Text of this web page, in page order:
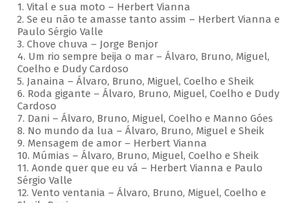
1. Vital e sua moto – Herbert Vianna
2. Se eu não te amasse tanto assim – Herbert Vianna e
Paulo Sérgio Valle
3. Chove chuva – Jorge Benjor
4. Um rio sempre beija o mar – Álvaro, Bruno, Miguel,
Coelho e Dudy Cardoso
5. Janaina – Álvaro, Bruno, Miguel, Coelho e Sheik
6. Roda gigante – Álvaro, Bruno, Miguel, Coelho e Dudy
Cardoso
7. Dani – Álvaro, Bruno, Miguel, Coelho e Manno Góes
8. No mundo da lua – Álvaro, Bruno, Miguel e Sheik
9. Mensagem de amor – Herbert Vianna
10. Múmias – Álvaro, Bruno, Miguel, Coelho e Sheik
11. Aonde quer que eu vá – Herbert Vianna e Paulo
Sérgio Valle
12. Vento ventania – Álvaro, Bruno, Miguel, Coelho e